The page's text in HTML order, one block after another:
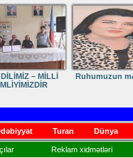
– MİLLİ
Ruhumuzun
Turan Dünya
Reklam xidmətləri